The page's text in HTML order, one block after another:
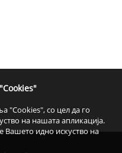
"Cookies", со цел да го
на нашата апликација.
идно искуство на